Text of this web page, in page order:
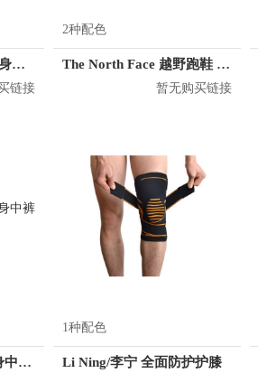
Monster Guardians 健身跑步运动保暖长袖夹克
链接
2种配色
The North Face 越野跑鞋 CLW7LFB
暂无购买链接
Nike 男子健身五分紧身中裤 856885
1种配色
Li Ning/李宁 全面防护护膝